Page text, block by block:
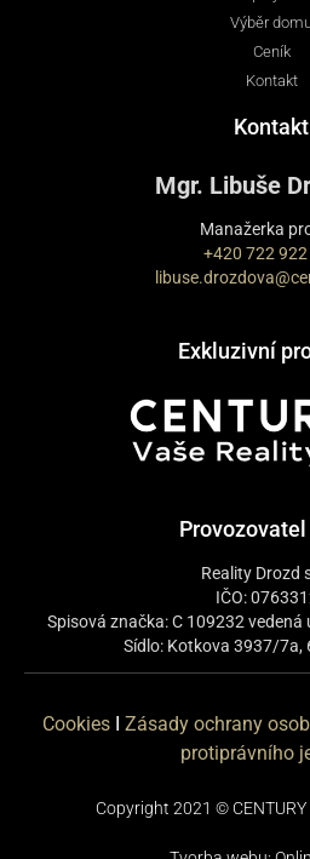
Výběr
Ceník
Kontakt
Kontakt
Mgr. Libuše
Manažerka
+420 722 922
Exkluzivní
Reality Drozd
IČO:
Spisová značka: C 109232 vedená
Sídlo: Kotkova 3937/7a,
Cookies I Zásady ochrany
protiprávního
Copyright 2021 ©